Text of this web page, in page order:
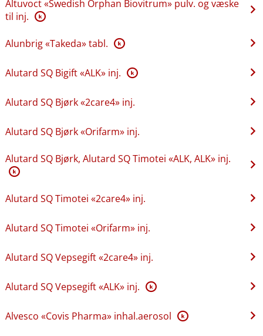
Altuvoct «Swedish Orphan Biovitrum» pulv. og væske
til inj. K
Alunbrig «Takeda» tabl. K
Alutard SQ Bigift «ALK» inj. K
Alutard SQ Bjørk «2care4» inj.
Alutard SQ Bjørk «Orifarm» inj.
Alutard SQ Bjørk, Alutard SQ Timotei «ALK, ALK» inj.
K
Alutard SQ Timotei «2care4» inj.
Alutard SQ Timotei «Orifarm» inj.
Alutard SQ Vepsegift «2care4» inj.
Alutard SQ Vepsegift «ALK» inj. K
Alvesco «Covis Pharma» inhal.aerosol K